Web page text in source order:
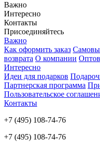
Важно
Интересно
Контакты
Присоединяйтесь
Важно
Как оформить заказ
возврата О компании
Интересно
Идеи для подарков
Партнерская программа
Пользовательское
Контакты
+7 (495) 108-74-76
+7 (495) 108-74-76